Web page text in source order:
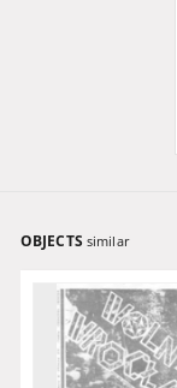
OBJECTS similar